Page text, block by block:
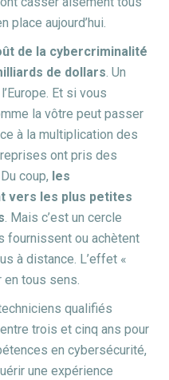
place aujourd’hui.
de la cybercriminalité
de dollars. Un
Et si vous
la vôtre peut passer
à la multiplication des
ont pris des
coup, les
vers les plus petites
. Mais c’est un cercle
fournissent ou achètent
à distance. L’effet «
en tous sens.
qualifiés
trois et cinq ans pour
en cybersécurité,
une expérience